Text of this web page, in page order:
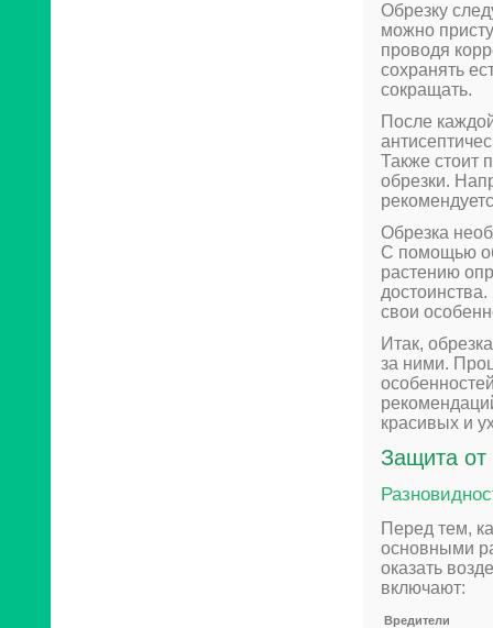
Обрезку
можно
проводя
сохранять
сокращать.
После
Также стоит
обрезки.
Обрезка
С помощью
растению
свои
Итак,
за ними.
красивых и
Защита от
Перед тем,
основными
оказать
включают:
Вредители